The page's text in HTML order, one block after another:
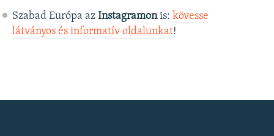
Szabad Európa az Instagramonis: kövesse
látványos és informatív oldalunkat! ​